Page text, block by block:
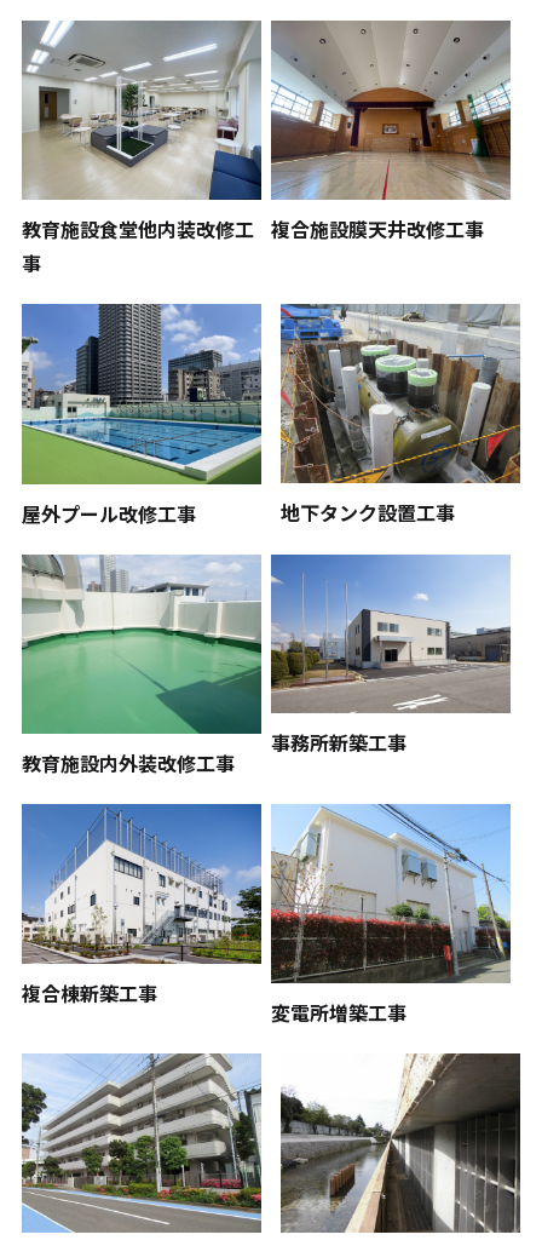
教育施設食堂他内装改修工
事
複合施設膜天井改修工事
屋外プール改修工事 地下タンク設置工事
教育施設内外装改修工事
事務所新築工事
複合棟新築工事
変電所増築工事